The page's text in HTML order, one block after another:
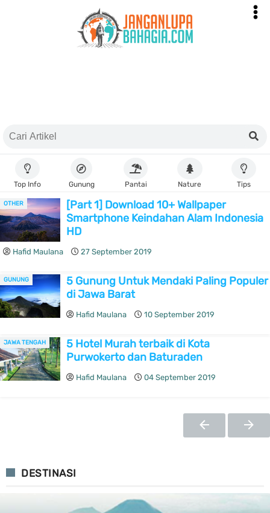
Tips
Nature
Pantai
Gunung
Top Info
OTHER
[Part 1] Download 10+ Wallpaper
Smartphone Keindahan Alam Indonesia
HD
Hafid Maulana 27 September 2019
GUNUNG
5 Gunung Untuk Mendaki Paling Populer
di Jawa Barat
Hafid Maulana 10 September 2019
JAWA TENGAH
5 Hotel Murah terbaik di Kota
Purwokerto dan Baturaden
Hafid Maulana 04 September 2019
DESTINASI